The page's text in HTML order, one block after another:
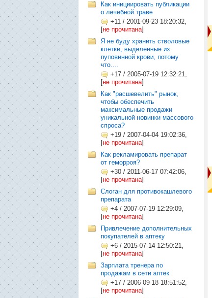
Как инициировать публикации
о лечебной траве
+11 / 2001-09-23 18:20:32,
[не прочитана]
Я не буду хранить стволовые
клетки, выделенные из
пуповинной крови, потому
что....
+17 / 2005-07-19 12:32:21,
[не прочитана]
Как "расшевелить" рынок,
чтобы обеспечить
максимальные продажи
уникальной новинки массового
спроса?
+19 / 2007-04-04 19:02:36,
[не прочитана]
Как рекламировать препарат
от геморроя?
+30 / 2011-06-17 07:42:06,
[не прочитана]
Слоган для противокашлевого
препарата
+4 / 2007-07-19 12:29:09,
[не прочитана]
Привлечение дополнительных
покупателей в аптеку
+6 / 2015-07-14 12:50:21,
[не прочитана]
Зарплата тренера по
продажам в сети аптек
+17 / 2006-09-18 18:51:52,
[не прочитана]